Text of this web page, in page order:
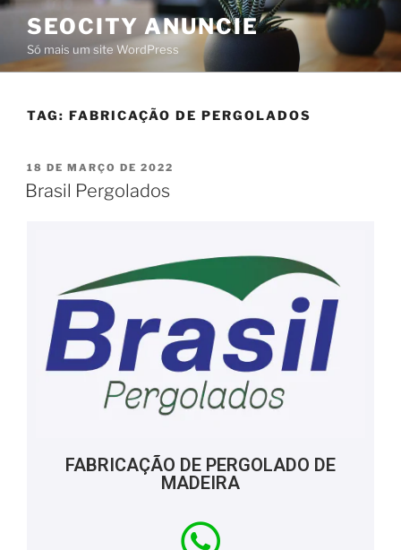
SEOCITY ANUNCIE
Só mais um site WordPress
TAG: FABRICAÇÃO DE PERGOLADOS
18 DE MARÇO DE 2022
Brasil Pergolados
FABRICAÇÃO DE PERGOLADO DE
MADEIRA